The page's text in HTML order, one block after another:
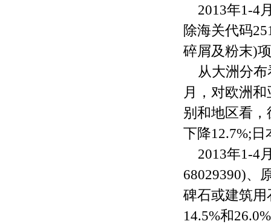
2013年1-4
除海关代码
碎屑及粉末)
从大洲分
月，对欧洲
别和地区看，
下降12.7%;日
2013年1-4
68029390)、
碑石或建筑用
14.5%和